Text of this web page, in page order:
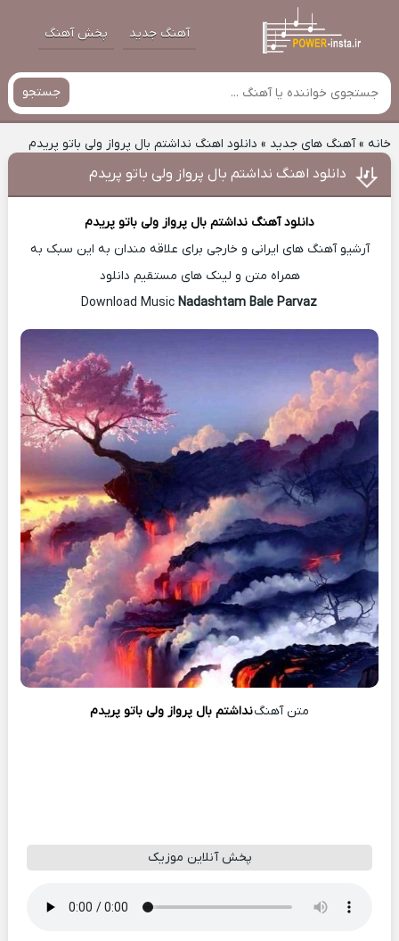
آهنگ جدید پخش آهنگ
جستجو
خانه»آهنگ های جدید » دانلود اهنگ نداشتم بال پرواز ولی باتو پریدم
دانلود اهنگ نداشتم بال پرواز ولی باتو پریدم
دانلود آهنگ نداشتم بال پرواز ولی باتو پریدم
آرشیو آهنگ های ایرانی و خارجی برای علاقه مندان به این سبک به
همراه متن و لینک های مستقیم دانلود
Nadashtam Bale Parvaz
متن آهنگنداشتم بال پرواز ولی باتو پریدم
پخش آنلاین موزیک